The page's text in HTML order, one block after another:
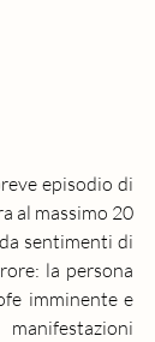
al massimo 20
sentimenti di
la persona
imminente e